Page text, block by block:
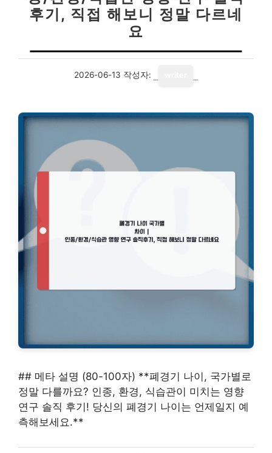
후기, 직접 해보니 정말 다르네
요
2026-06-13 작성자:
## 메타 설명 (80-100자) **폐경기 나이, 국가별로
정말 다를까요? 인종, 환경, 식습관이 미치는 영향
연구 솔직 후기! 당신의 폐경기 나이는 언제일지 예
측해보세요.**